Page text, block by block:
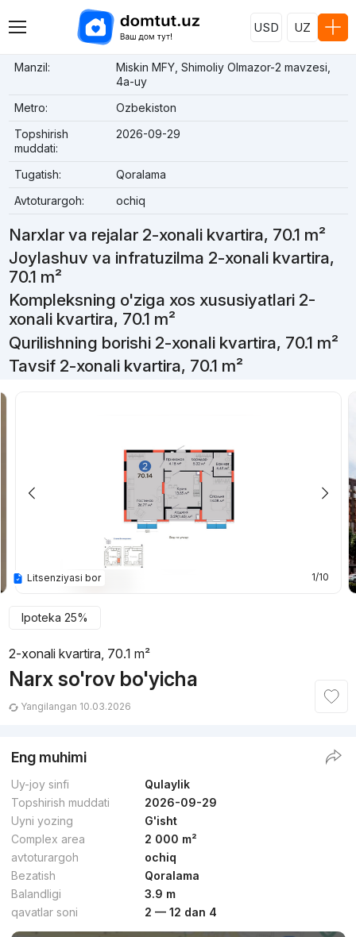
USD UZ
Manzil:
Miskin MFY, Shimoliy Olmazor-2 mavzesi,
4a-uy
Metro:
Ozbekiston
Topshirish
muddati:
2026-09-29
Tugatish:
Qoralama
Avtoturargoh:
ochiq
Narxlar va rejalar 2-xonali kvartira, 70.1 m²
Joylashuv va infratuzilma 2-xonali kvartira,
70.1 m²
Kompleksning o'ziga xos xususiyatlari 2-
xonali kvartira, 70.1 m²
Qurilishning borishi 2-xonali kvartira, 70.1 m²
Tavsif 2-xonali kvartira, 70.1 m²
1/10
Litsenziyasi bor
Ipoteka 25%
2-xonali kvartira, 70.1 m²
Narx so'rov bo'yicha
Yangilangan 10.03.2026
Eng muhimi
Uy-joy sinfi
Qulaylik
Topshirish muddati
2026-09-29
Uyni yozing
G'isht
Complex area
2 000 m²
avtoturargoh
ochiq
Bezatish
Qoralama
Balandligi
3.9 m
qavatlar soni
2 — 12 dan 4